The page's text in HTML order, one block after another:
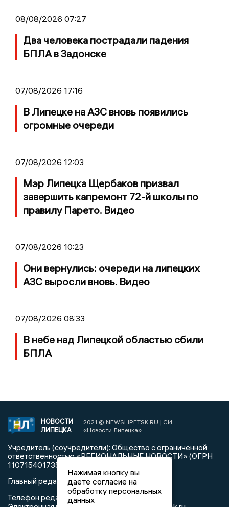
08/08/2026 07:27
Два человека пострадали падения
БПЛА в Задонске
07/08/2026 17:16
В Липецке на АЗС вновь появились
огромные очереди
07/08/2026 12:03
Мэр Липецка Щербаков призвал
завершить капремонт 72-й школы по
правилу Парето. Видео
07/08/2026 10:23
Они вернулись: очереди на липецких
АЗС выросли вновь. Видео
07/08/2026 08:33
В небе над Липецкой областью сбили
БПЛА
НОВОСТИ
ЛИПЕЦКА
2021 © NEWSLIPETSK.RU | СИ
«Новости Липецка»
Учредитель (соучредители): Общество с ограниченной
ответственностью «РЕГИОНАЛЬНЫЕ НОВОСТИ» (ОГРН
1107154017354)
Главный редактор: Герцог Е.Г.
Телефон редакции: +7 903 699 9427
Нажимая кнопку вы
даете согласие на
обработку персональных
данных